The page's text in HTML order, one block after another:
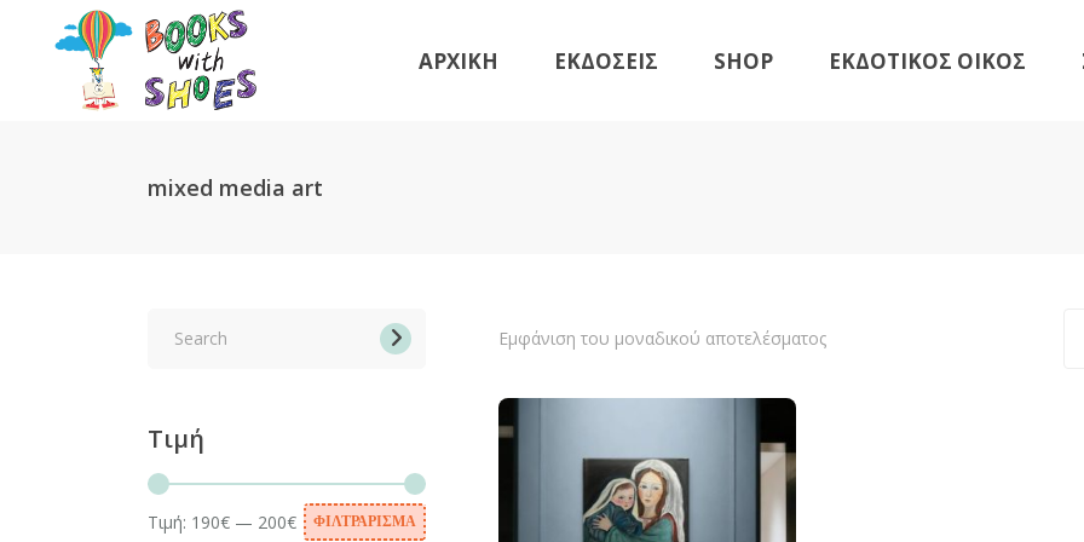
ΑΡΧΙΚΗ ΕΚΔΟΣΕΙΣ SHOP
Νέες Κυκλοφορίες
ΕΚΔΟΤΙΚΟΣ ΟΙΚΟΣ
Βιβλία
mixed media art
Εμφάνιση του μοναδικού αποτελέσματος
Τιμή
Ελάχιστη
Μέγιστη
ΦΙΛΤΡΆΡΙΣΜΑ
Τιμή: 190€ — 200€